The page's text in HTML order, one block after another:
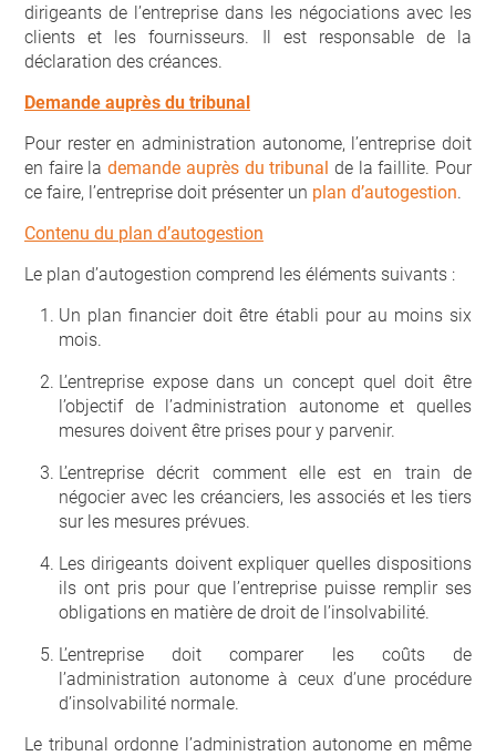
dirigeants de l’entreprise dans les négociations avec les
clients et les fournisseurs. Il est responsable de la
déclaration des créances.
Demande auprès du tribunal
Pour rester en administration autonome, l’entreprise doit
en faire lademande auprès du tribunal de la faillite. Pour
ce faire, l’entreprise doit présenter un plan d’autogestion.
Contenu du plan d’autogestion
Le plan d’autogestion comprend les éléments suivants :
Un plan financier doit être établi pour au moins six
mois.
L’entreprise expose dans un concept quel doit être
l’objectif de l’administration autonome et quelles
mesures doivent être prises pour y parvenir.
L’entreprise décrit comment elle est en train de
négocier avec les créanciers, les associés et les tiers
sur les mesures prévues.
Les dirigeants doivent expliquer quelles dispositions
ils ont pris pour que l’entreprise puisse remplir ses
obligations en matière de droit de l’insolvabilité.
L’entreprise doit comparer les coûts de
l’administration autonome à ceux d’une procédure
d’insolvabilité normale.
Le tribunal ordonne l’administration autonome en même